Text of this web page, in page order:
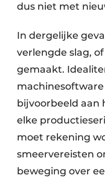
dus niet met
In dergelijke
verlengde slag,
gemaakt.
bijvoorbeeld aan
elke
moet rekening
smeervereisten
beweging over